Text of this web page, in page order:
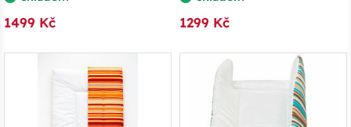
1499 Kč 1299 Kč